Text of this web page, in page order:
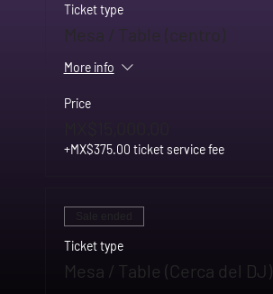
Ticket type
Mesa / Table (centro)
More info
Price
+MX$375.00 ticket service fee
Ticket type
Mesa / Table (Cerca del DJ)